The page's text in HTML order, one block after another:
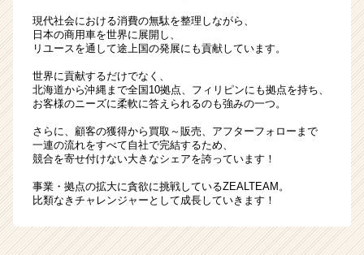
現代社会における消費の無駄を整理しながら、
日本の商用車を世界に展開し、
リユースを通して途上国の発展にも貢献しています。
世界に貢献するだけでなく、
北海道から沖縄まで全国10拠点、フィリピンにも拠点を持ち、
お客様のニーズに柔軟に答えられるのも強みの一つ。
さらに、顧客の獲得から買取～販売、アフターフォローまで
一連の流れをすべて自社で完結するため、
競合を寄せ付けない大きなシェアを誇っています！
事業・拠点の拡大に貪欲に挑戦しているZEALTEAM。
比類なきチャレンジャーとして成長していきます！